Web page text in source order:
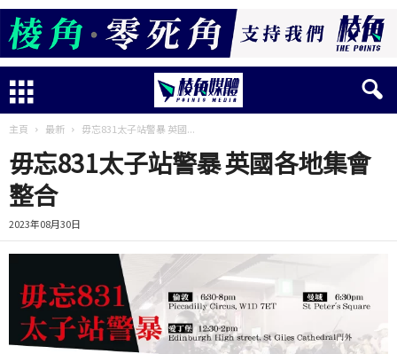
主頁 最新 毋忘831太子站警暴 英國...
毋忘831太子站警暴 英國各地集會
整合
2023年08月30日